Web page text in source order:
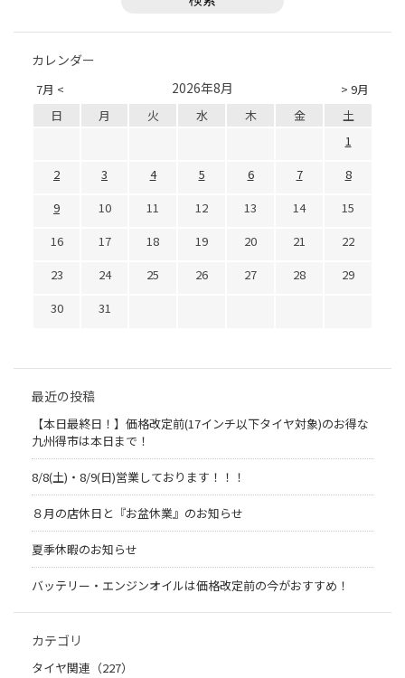
カレンダー
7月 < > 9月
2026年8月
日 月 火 水 木 金
土
1
2
3 4 5 6 7
8
9
10 11 12 13 14
15
16
17 18 19 20 21
22
23
24 25 26 27 28
29
30
31
最近の投稿
【本日最終日！】価格改定前(17インチ以下タイヤ対象)のお得な
九州得市は本日まで！
8/8(土)・8/9(日)営業しております！！！
８月の店休日と『お盆休業』のお知らせ
夏季休暇のお知らせ
バッテリー・エンジンオイルは価格改定前の今がおすすめ！
カテゴリ
タイヤ関連（227）